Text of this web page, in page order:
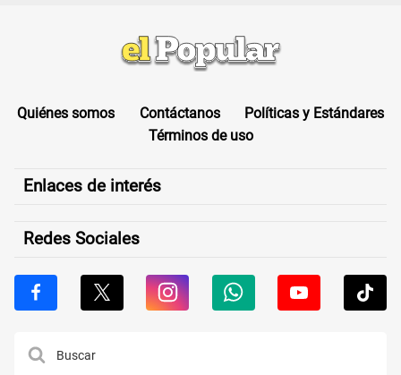
Quiénes somos Contáctanos
Políticas y Estándares
Términos de uso
Enlaces de interés
Redes Sociales